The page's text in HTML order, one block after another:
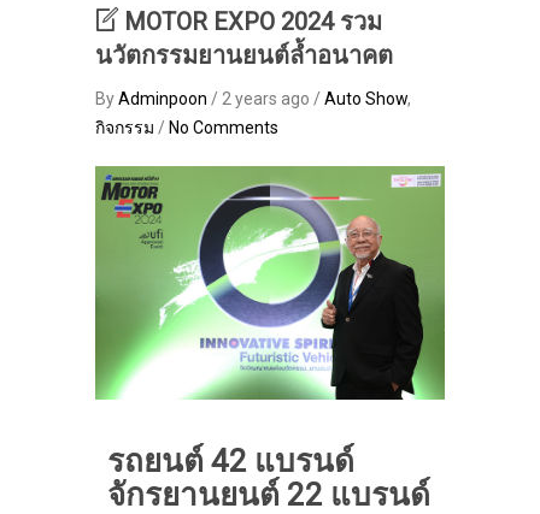
MOTOR EXPO 2024 รวม
นวัตกรรมยานยนต์ล้ำอนาคต
ByAdminpoon / 2 years ago /Auto Show,
กิจกรรม / No Comments
รถยนต์ 42 แบรนด์
จักรยานยนต์ 22 แบรนด์